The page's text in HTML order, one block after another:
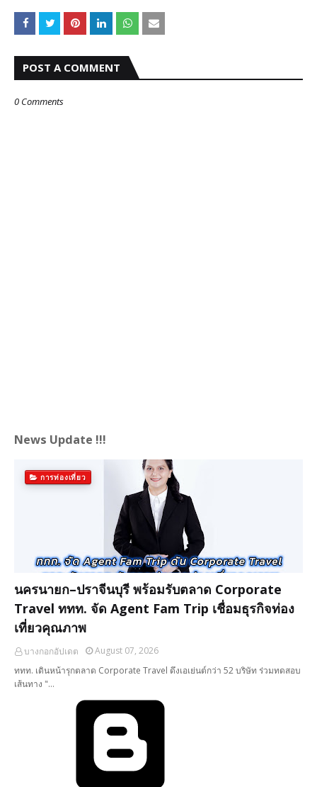
POST A COMMENT
0 Comments
News Update !!!
การท่องเที่ยว
นครนายก–ปราจีนบุรี พร้อมรับตลาด Corporate
Travel ททท. จัด Agent Fam Trip เชื่อมธุรกิจท่อง
เที่ยวคุณภาพ
บางกอกอัปเดต
August 07, 2026
ททท. เดินหน้ารุกตลาด Corporate Travel ดึงเอเย่นต์กว่า 52 บริษัท ร่วมทดสอบ
เส้นทาง "…